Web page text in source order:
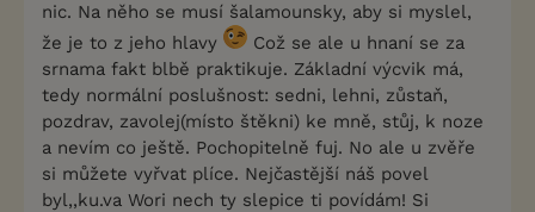
nic. Na něho se musí šalamounsky, aby si myslel,
že je to z jeho hlavy
Což se ale u hnaní se za
srnama fakt blbě praktikuje. Základní výcvik má,
tedy normální poslušnost: sedni, lehni, zůstaň,
pozdrav, zavolej(místo štěkni) ke mně, stůj, k noze
a nevím co ještě. Pochopitelně fuj. No ale u zvěře
si můžete vyřvat plíce. Nejčastější náš povel
byl,,ku.va Wori nech ty slepice ti povídám! Si